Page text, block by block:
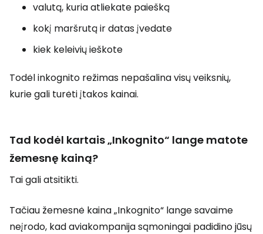
valutą, kuria atliekate paiešką
kokį maršrutą ir datas įvedate
kiek keleivių ieškote
Todėl inkognito režimas nepašalina visų veiksnių,
kurie gali turėti įtakos kainai.
Tad kodėl kartais „Inkognito“ lange matote
žemesnę kainą?
Tai gali atsitikti.
Tačiau žemesnė kaina „Inkognito“ lange savaime
neįrodo, kad aviakompanija sąmoningai padidino jūsų